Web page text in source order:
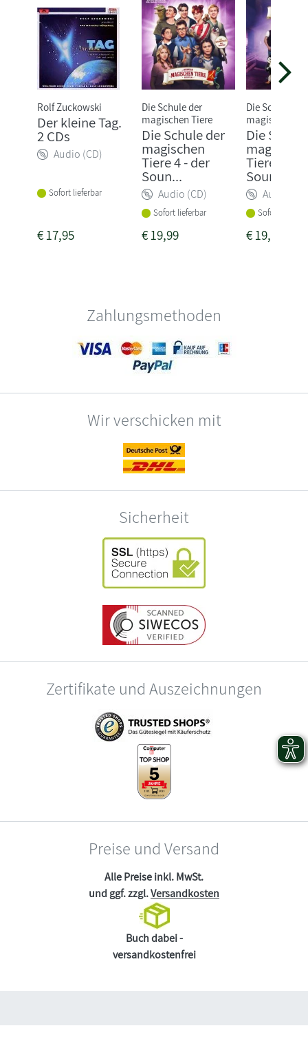
Rolf Zuckowski
Der kleine Tag.
2 CDs
Audio (CD)
Sofort lieferbar
€17,95
Die Schule der
magischen Tiere
Die Schule der
magischen
Tiere 4 - der
Soun...
Audio (CD)
Sofort lieferbar
€19,99
Die Schule der
magischen
Die
Tiere 3 -
Soun...
Audio
Sofort
€19,99
Zahlungsmethoden
Wir verschicken mit
Sicherheit
Zertifikate und Auszeichnungen
Preise und Versand
Alle Preise inkl. MwSt.
und ggf. zzgl.Versandkosten
Buch dabei -
versandkostenfrei